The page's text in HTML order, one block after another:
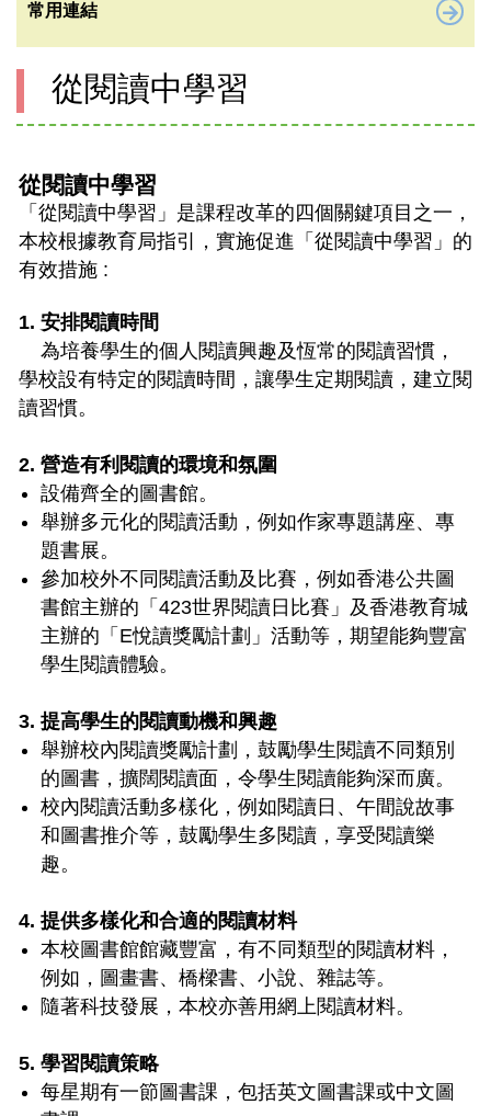
常用連結
從閱讀中學習
從閱讀中學習
「從閱讀中學習」是課程改革的四個關鍵項目之一，
本校根據教育局指引，實施促進「從閱讀中學習」的
有效措施 :
1. 安排閱讀時間
為培養學生的個人閱讀興趣及恆常的閱讀習慣，
學校設有特定的閱讀時間，讓學生定期閱讀，建立閱
讀習慣。
2. 營造有利閱讀的環境和氛圍
設備齊全的圖書館。
舉辦多元化的閱讀活動，例如作家專題講座、專
題書展。
參加校外不同閱讀活動及比賽，例如香港公共圖
書館主辦的「423世界閱讀日比賽」及香港教育城
主辦的「E悅讀獎勵計劃」活動等，期望能夠豐富
學生閱讀體驗。
3. 提高學生的閱讀動機和興趣
舉辦校內閱讀獎勵計劃，鼓勵學生閱讀不同類別
的圖書，擴闊閱讀面，令學生閱讀能夠深而廣。
校內閱讀活動多樣化，例如閱讀日、午間說故事
和圖書推介等，鼓勵學生多閱讀，享受閱讀樂
趣。
4. 提供多樣化和合適的閱讀材料
本校圖書館館藏豐富，有不同類型的閱讀材料，
例如，圖畫書、橋樑書、小說、雜誌等。
隨著科技發展，本校亦善用網上閱讀材料。
5. 學習閱讀策略
每星期有一節圖書課，包括英文圖書課或中文圖